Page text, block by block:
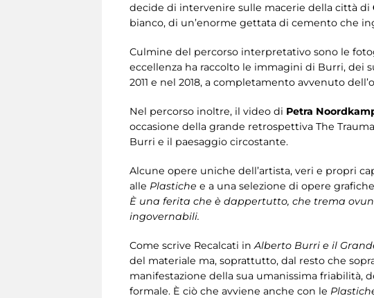
decide di intervenire sulle macerie della città di
bianco, di un’enorme gettata di cemento che
Culmine del percorso interpretativo sono le
eccellenza ha raccolto le immagini di Burri, dei
2011 e nel 2018, a completamento avvenuto
Nel percorso inoltre, il video di Petra
occasione della grande retrospettiva The
Burri e il paesaggio circostante.
Alcune opere uniche dell’artista, veri e propri
alle Plastiche e a una selezione di opere
È una ferita che è dappertutto, che trema
ingovernabili.
Come scrive Recalcati inAlberto Burri e il
del materiale ma, soprattutto, dal resto che
manifestazione della sua umanissima friabilità,
formale. È ciò che avviene anche con le